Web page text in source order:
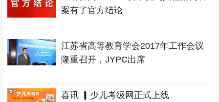
案有了官方结论
江苏省高等教育学会2017年工作会议
隆重召开，JYPC出席
喜讯 ▎少儿考级网正式上线